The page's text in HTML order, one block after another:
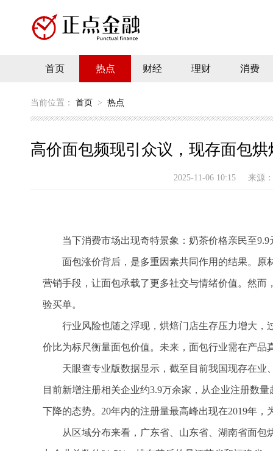
首页 热点 财经 理财 消费
当前位置： 首页 > 热点
高价面包频现引众议，现存面包
2025-11-06 10:15 来源
当下消费市场出现奇特景象：奶茶价格亲民至
面包涨价背后，是多重因素共同作用的结果。
营销手段，让面包承载了更多社交与情绪价值。然而
验买单。
行业风险也随之浮现，烘焙门店生存压力增大
价比为标尺衡量面包价值。未来，面包行业需在产
天眼查专业版数据显示，截至目前我国现存在业
目前新增注册相关企业约3.9万余家，从企业注册数
下降的态势。20年内的注册量最高峰出现在2019年，
从区域分布来看，广东省、山东省、湖南省面